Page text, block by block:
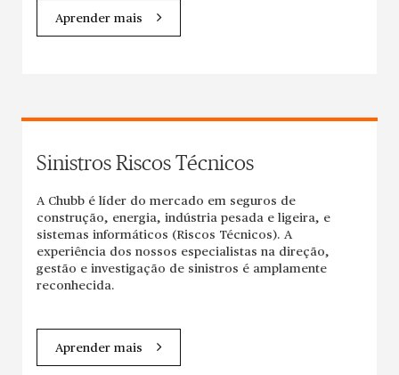
Aprender mais
Sinistros Riscos Técnicos
A Chubb é líder do mercado em seguros de
construção, energia, indústria pesada e ligeira, e
sistemas informáticos (Riscos Técnicos). A
experiência dos nossos especialistas na direção,
gestão e investigação de sinistros é amplamente
reconhecida.
Aprender mais